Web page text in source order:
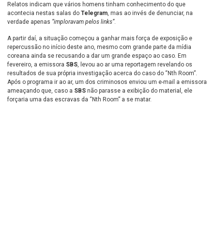
Relatos indicam que vários homens tinham conhecimento do que
acontecia nestas salas do Telegram, mas ao invés de denunciar, na
verdade apenas “imploravam pelos links”.
A partir daí, a situação começou a ganhar mais força de exposição e
repercussão no início deste ano, mesmo com grande parte da mídia
coreana ainda se recusando a dar um grande espaço ao caso. Em
fevereiro, a emissora SBS, levou ao ar uma reportagem revelando os
resultados de sua própria investigação acerca do caso do “Nth Room”.
Após o programa ir ao ar, um dos criminosos enviou um e-mail a emissora
ameaçando que, caso a SBS não parasse a exibição do material, ele
forçaria uma das escravas da “Nth Room” a se matar.